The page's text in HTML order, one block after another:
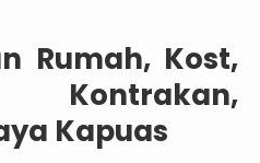
Rumah, Kost,
Kontrakan,
Kapuas